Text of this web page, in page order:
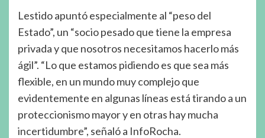
Lestido apuntó especialmente al “peso del
Estado”, un “socio pesado que tiene la empresa
privada y que nosotros necesitamos hacerlo más
ágil”. “Lo que estamos pidiendo es que sea más
flexible, en un mundo muy complejo que
evidentemente en algunas líneas está tirando a un
proteccionismo mayor y en otras hay mucha
incertidumbre”, señaló a InfoRocha.